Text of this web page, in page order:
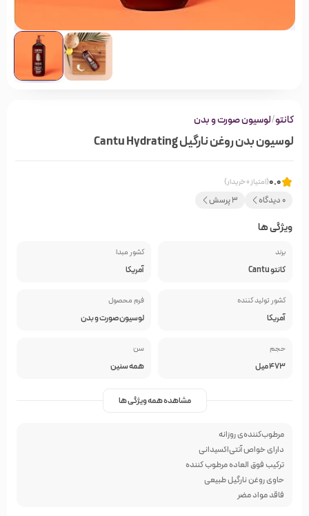
کانتو/لوسیون صورت و بدن
لوسیون بدن روغن نارگیل Cantu Hydrating
0.0(امتیاز 0 خریدار)
0 دیدگاه 3 پرسش
ویژگی ها
برند
کانتو Cantu
کشور مبدا
آمریکا
کشور تولید کننده
آمریکا
فرم محصول
لوسیون صورت و بدن
حجم
473 میل
سن
همه سنین
مشاهده همه ویژگی ها
مرطوب‌کننده‌ی روزانه
دارای خواص آنتی‌اکسیدانی
ترکیب فوق العاده مرطوب کننده
حاوی روغن نارگیل طبیعی
فاقد مواد مضر